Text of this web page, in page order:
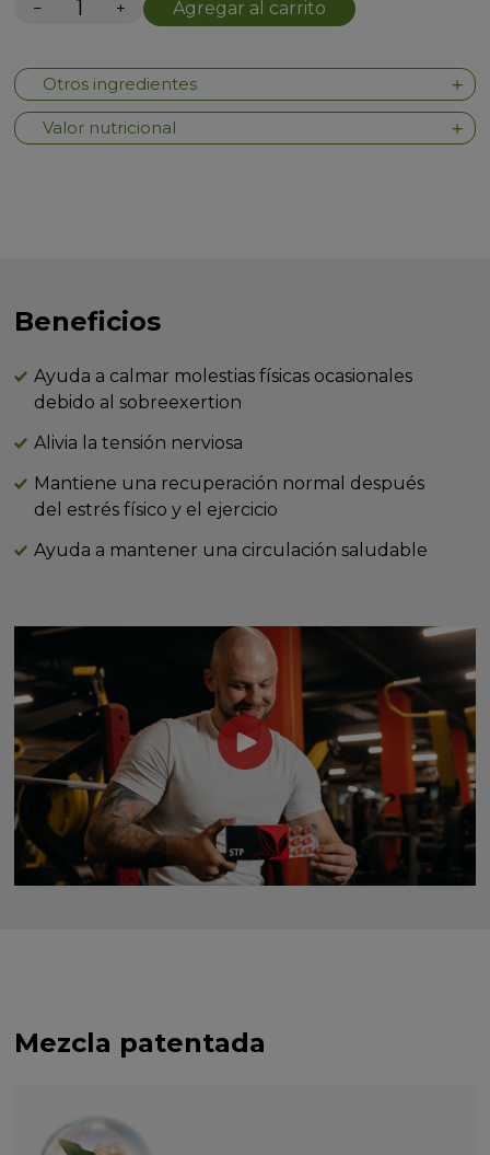
− + Agregar al carrito
Otros ingredientes
Valor nutricional
Beneficios
Ayuda a calmar molestias físicas ocasionales
debido al sobreexertion
Alivia la tensión nerviosa
Mantiene una recuperación normal después
del estrés físico y el ejercicio
Ayuda a mantener una circulación saludable
Mezcla patentada